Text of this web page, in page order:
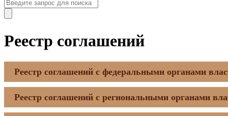
Реестр соглашений
Реестр соглашений с федеральными органами
Реестр соглашений с региональными органами